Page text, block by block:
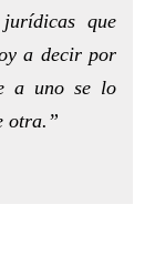
jurídicas que
a decir por
a uno se lo
otra.”